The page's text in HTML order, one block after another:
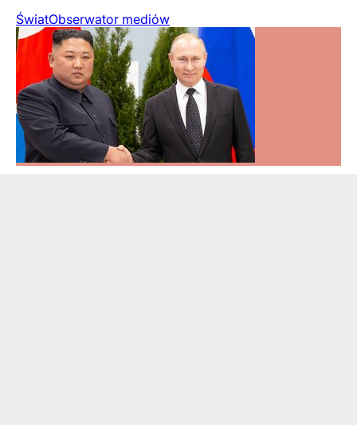
ŚwiatObserwator mediów